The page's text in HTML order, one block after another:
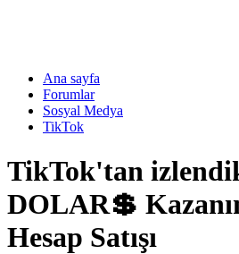
Ana sayfa
Forumlar
Sosyal Medya
TikTok
TikTok'tan
DOLAR💲
Hesap Satışı